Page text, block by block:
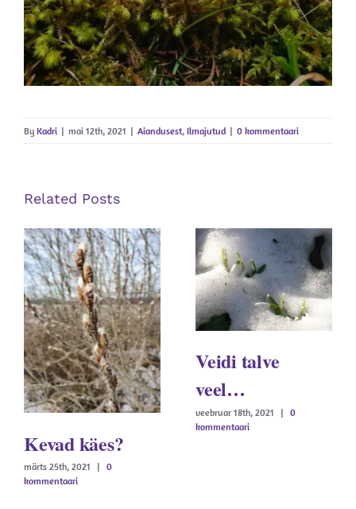
By Kadri | mai 12th, 2021 | Aiandusest, Ilmajutud | 0 kommentaari
Related Posts
Kevad käes?
märts 25th, 2021 | 0
kommentaari
Veidi talve
veel…
veebruar 18th, 2021 | 0
kommentaari